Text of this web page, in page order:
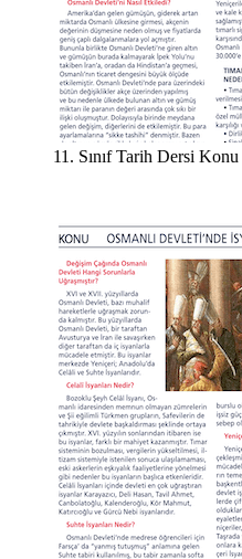
11. Sınıf Tarih Dersi